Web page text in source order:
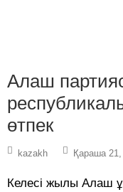
Алаш
өтпек
kazakh Қараша
Келесі жылы Алаш